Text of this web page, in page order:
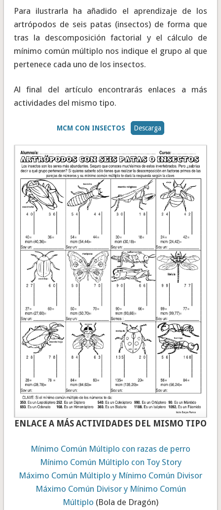
Para ilustrarla ha añadido el aprendizaje de los
artrópodos de seis patas (insectos) de forma que
tras la descomposición factorial y el cálculo de
mínimo común múltiplo nos indique el grupo al que
pertenece cada uno de los insectos.
Al final del artículo encontrarás enlaces a más
actividades del mismo tipo.
MCM CON INSECTOS Descarga
ENLACE A MÁS ACTIVIDADES DEL MISMO TIPO
Mínimo Común Múltiplo con razas de perro
Mínimo Común Múltiplo con Toy Story
Máximo Común Múltiplo y Mínimo Común Divisor
Máximo Común Divisor y Mínimo Común
Múltiplo (Bola de Dragón)